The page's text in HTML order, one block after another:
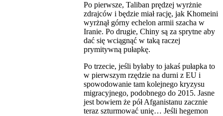
Po pierwsze, Taliban prędzej wyrżnie
zdrajców i będzie miał rację, jak Khomeini
wyrżnął górny echelon armii szacha w
Iranie. Po drugie, Chiny są za sprytne aby
dać się wciągnąć w taką raczej
prymitywną pułapkę.
Po trzecie, jeśli byłaby to jakaś pułapka to
w pierwszym rzędzie na durni z EU i
spowodowanie tam kolejnego kryzysu
migracyjnego, podobnego do 2015. Jasne
jest bowiem że pół Afganistanu zacznie
teraz szturmować unię… Jeśli hegemon